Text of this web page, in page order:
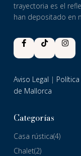
trayectoria es el
han depositado en
Aviso Legal |
de Mallorca
Categorías
Casa rústica(4)
Chalet(2)